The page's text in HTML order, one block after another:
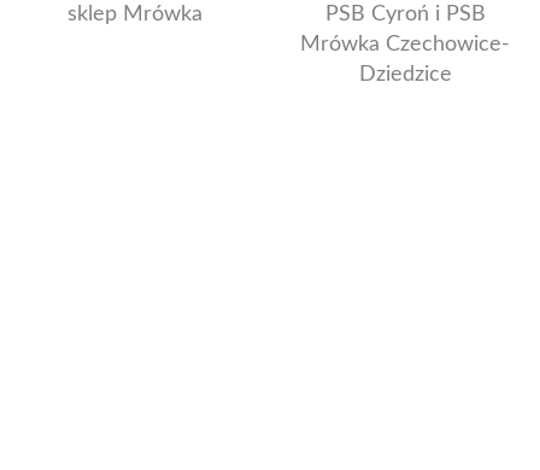
sklep Mrówka
PSB Cyroń i PSB
Mrówka Czechowice-
Dziedzice